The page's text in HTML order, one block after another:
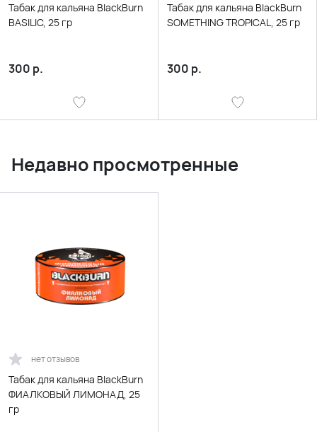
Табак для кальяна BlackBurn
BASILIC, 25 гр
300 р.
Табак для кальяна BlackBurn
SOMETHING TROPICAL, 25 гр
300 р.
Недавно просмотренные
нет отзывов
Табак для кальяна BlackBurn
ФИАЛКОВЫЙ ЛИМОНАД, 25
гр